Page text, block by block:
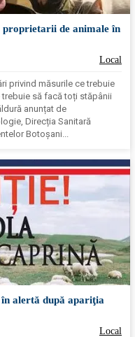
proprietarii de animale în
Local
privind măsurile ce trebuie
să facă toți stăpânii
anunțat de
Direcția Sanitară
Botoșani...
alertă după apariţia
Local